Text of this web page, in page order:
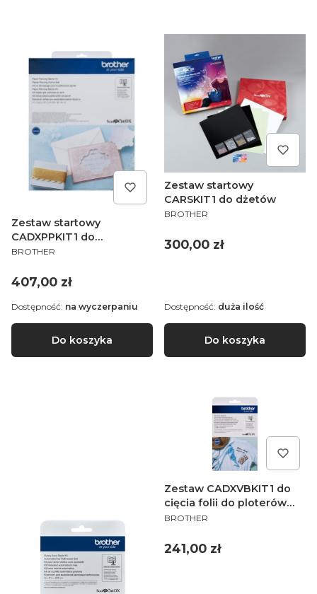
Zestaw startowy
CADXPPKIT1 do
dziurkowania
PRODUCENT
BROTHER
Cena
407,00 zł
Do koszyka
Dostępność: na wyczerpaniu
Zestaw startowy
CARSKIT1 do dżetów
PRODUCENT
BROTHER
Cena
300,00 zł
Do koszyka
Dostępność: duża ilość
Zestaw CADXVBKIT1 do
cięcia folii do ploterów
Brother ScanNCut serii
PRODUCENT
BROTHER
Cena
241,00 zł